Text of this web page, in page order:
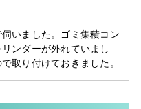
いました。ゴミ集積コン
ンダーが外れていまし
取り付けておきました。